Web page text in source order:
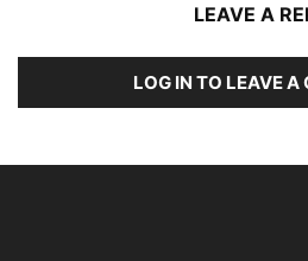
LEAVE A
LOG IN TO LEAVE